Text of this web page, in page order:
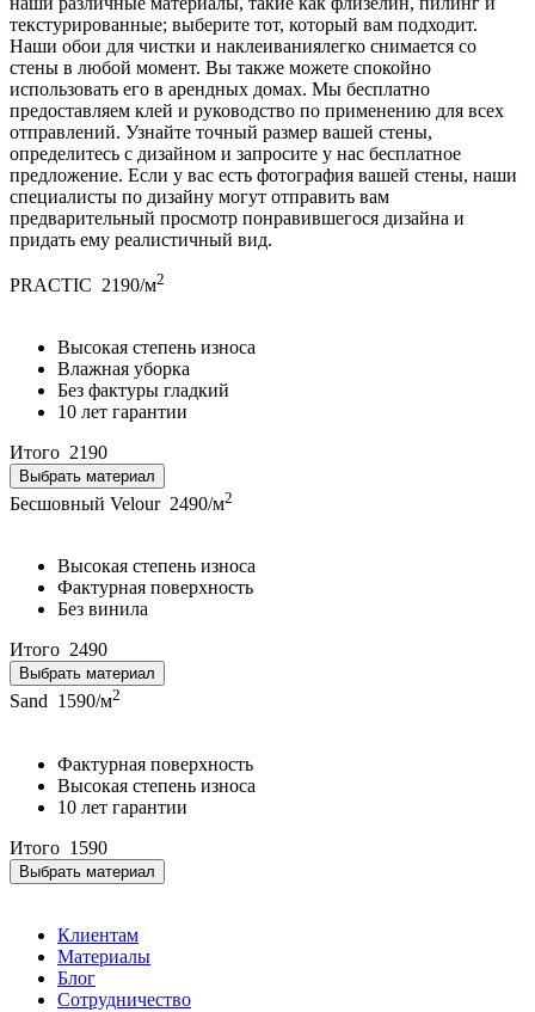
текстурированные; выберите тот, который вам подходит.
Наши обои для чистки и наклеиваниялегко снимается со
стены в любой момент. Вы также можете спокойно
использовать его в арендных домах. Мы бесплатно
предоставляем клей и руководство по применению для всех
отправлений. Узнайте точный размер вашей стены,
определитесь с дизайном и запросите у нас бесплатное
предложение. Если у вас есть фотография вашей стены, наши
специалисты по дизайну могут отправить вам
предварительный просмотр понравившегося дизайна и
придать ему реалистичный вид.
PRACTIC 2190/м2
Высокая степень износа
Влажная уборка
Без фактуры гладкий
10 лет гарантии
Итого 2190
Выбрать материал
Бесшовный Velour 2490/м2
Высокая степень износа
Фактурная поверхность
Без винила
Итого 2490
Выбрать материал
Sand 1590/м2
Фактурная поверхность
Высокая степень износа
10 лет гарантии
Итого 1590
Выбрать материал
Клиентам
Материалы
Блог
Сотрудничество